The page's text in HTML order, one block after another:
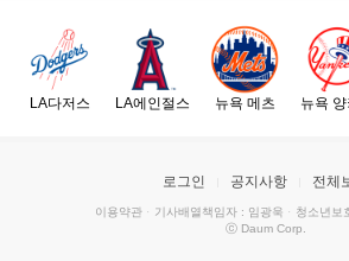
LA다저스 LA에인절스 뉴욕 메츠 뉴욕
로그인 공지사항 전체
이용약관 · 기사배열책임자 : 임광욱 · 청소년보
ⓒ Daum Corp.